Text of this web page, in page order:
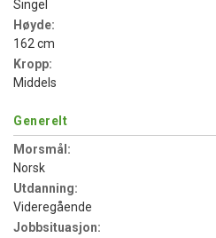
Singel
Høyde:
162 cm
Kropp:
Middels
Generelt
Morsmål:
Norsk
Utdanning:
Videregående
Jobbsituasjon: